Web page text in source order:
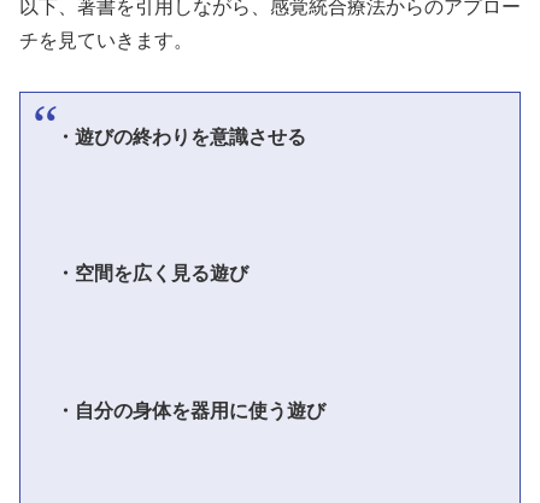
以下、著書を引用しながら、感覚統合療法からのアプロー
チを見ていきます。
・遊びの終わりを意識させる
・空間を広く見る遊び
・自分の身体を器用に使う遊び